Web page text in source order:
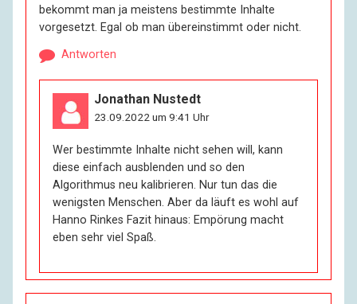
bekommt man ja meistens bestimmte Inhalte
vorgesetzt. Egal ob man übereinstimmt oder nicht.
Antworten
Jonathan Nustedt
23.09.2022 um 9:41 Uhr
Wer bestimmte Inhalte nicht sehen will, kann
diese einfach ausblenden und so den
Algorithmus neu kalibrieren. Nur tun das die
wenigsten Menschen. Aber da läuft es wohl auf
Hanno Rinkes Fazit hinaus: Empörung macht
eben sehr viel Spaß.